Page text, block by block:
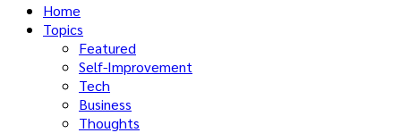
Home
Topics
Featured
Self-Improvement
Tech
Business
Thoughts